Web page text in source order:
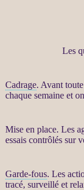
Les
Cadrage. Avant
chaque semaine et
Mise en place. Les
essais contrôlés sur
Garde-fous. Les
tracé, surveillé et